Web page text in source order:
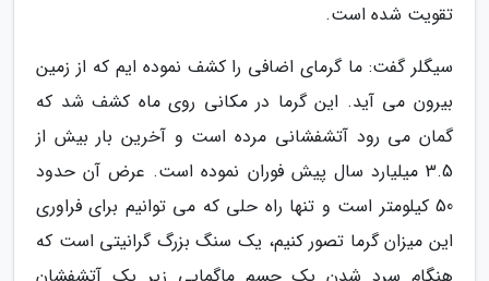
تقویت شده است.
سیگلر گفت: ما گرمای اضافی را کشف نموده ایم که از زمین
بیرون می آید. این گرما در مکانی روی ماه کشف شد که
گمان می رود آتشفشانی مرده است و آخرین بار بیش از
3.5 میلیارد سال پیش فوران نموده است. عرض آن حدود
50 کیلومتر است و تنها راه حلی که می توانیم برای فراوری
این میزان گرما تصور کنیم، یک سنگ بزرگ گرانیتی است که